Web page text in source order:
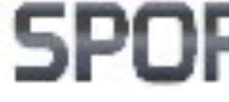
Partager
Aperçu